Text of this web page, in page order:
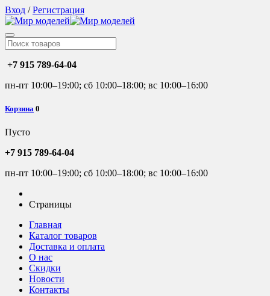
Вход /Регистрация
+7 915 789-64-04
пн-пт 10:00–19:00; сб 10:00–18:00; вс 10:00–16:00
Корзина 0
Пусто
+7 915 789-64-04
пн-пт 10:00–19:00; сб 10:00–18:00; вс 10:00–16:00
Страницы
Главная
Каталог товаров
Доставка и оплата
О нас
Скидки
Новости
Контакты